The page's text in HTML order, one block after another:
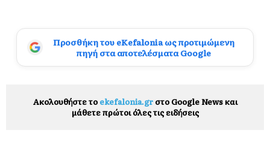
Προσθήκη του eKefalonia ως προτιμώμενη
πηγή στα αποτελέσματα Google
Ακολουθήστε το ekefalonia.grστο Google News και
μάθετε πρώτοι όλες τις ειδήσεις